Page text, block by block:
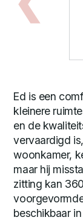
Ed is een
kleinere
en de
vervaardigd
woonkamer,
maar hij
zitting kan
beschikbaar